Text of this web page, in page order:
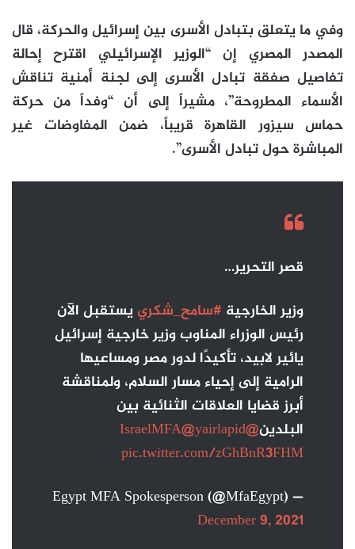
وفي ما يتعلق بتبادل الأسرى بين إسرائيل والحركة، قال
المصدر المصري إن “الوزير الإسرائيلي اقترح إحالة
تفاصيل صفقة تبادل الأسرى إلى لجنة أمنية تناقش
الأسماء المطروحة”، مشيراً إلى أن “وفداً من حركة
حماس سيزور القاهرة قريباً، ضمن المفاوضات غير
المباشرة حول تبادل الأسرى”.
قصر التحرير…
وزير الخارجية #سامح_شكرييستقبل الآن
رئيس الوزراء المناوب وزير خارجية إسرائيل
يائير لابيد، تأكيدًا لدور مصر ومساعيها
الرامية إلى إحياء مسار السلام، ولمناقشة
أبرز قضايا العلاقات الثنائية بين
البلدين@IsraelMFA
@yairlapid
pic.twitter.com/zGhBnR3FHM
— Egypt MFA Spokesperson (@MfaEgypt)
December 9, 2021